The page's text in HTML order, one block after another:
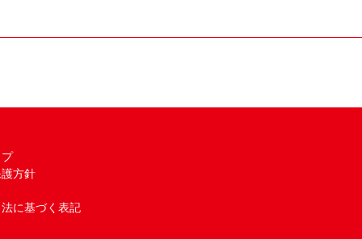
方針
に基づく表記